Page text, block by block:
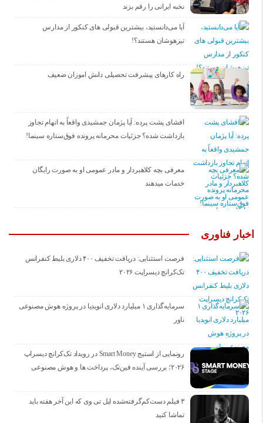
نخبه ایرانی را رقم بزند
آیا می‌دانستید، بیشترین قبولی های کنکور از مدارس
تیزهوشان هستند؟!
راه کارهای پیشرفت تحصیلی دانش اموزان ضعیف
افشای پشت پرده: آیا پژمان جمشیدی واقعاً به اتهام تجاوز
بازداشت شده؟ جزئیات محرمانه پرونده فوق‌ستاره سینما!
معرفی بچه کلاهبردار و مادر عمومی او به صورت رایگان
خدمات میدهند
اخبار فناوری
فرصت استثنایی: دریافت تخفیف ۴۰۰ دلاری بلیط کنفرانس
تک‌کرانچ دیسراپت ۲۰۲۶
سرمایه‌گذاری ۱ میلیارد دلاری انویدیا در پروژه هوش مصنوعی
ناور
رونمایی از استیج Smart Money در رویداد تک‌کرانچ دیسراپ
۲۰۲۶؛ بررسی آینده فین‌تک، پرداخت‌ ها و هوش مصنوعی
۳ فیلم دست‌کم‌گرفته‌شده اپل تی وی که این آخر هفته باید
تماشا کنید